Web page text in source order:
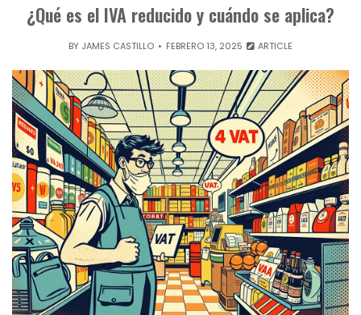
¿Qué es el IVA reducido y cuándo se aplica?
BY JAMES CASTILLO FEBRERO 13, 2025 ARTICLE